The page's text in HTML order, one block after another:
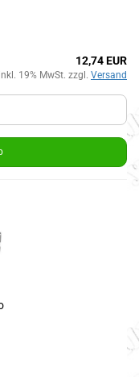
12,74 EUR
inkl. 19% MwSt. zzgl. Versand